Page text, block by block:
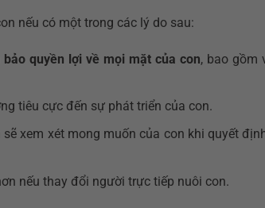
nếu có một trong các lý do sau:
quyền lợi về mọi mặt của con, bao gồm
tiêu cực đến sự phát triển của con.
sẽ xem xét mong muốn của con khi quyết
nếu thay đổi người trực tiếp nuôi con.